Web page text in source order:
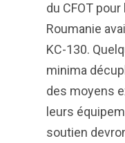
du CFOT
Roumanie
KC-130.
minima
des moyens
leurs
soutien